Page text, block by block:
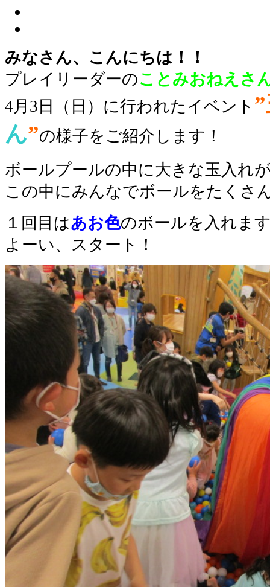
みなさん、こんにちは！！
プレイリーダーのことみおねえさ
4月3日（日）に行われたイベン ト ”
ん”の様子をご紹介します ！
ボールプールの中に大きな玉入れ
この中にみんなでボールをたくさ
１回目はあお色のボールを入れま
よーい、スタート！